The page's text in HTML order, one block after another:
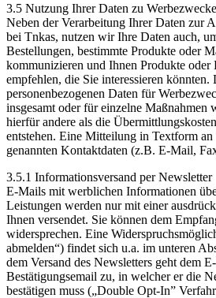
3.5 Nutzung Ihrer Daten zu
Neben der Verarbeitung Ihrer Daten zur
bei Tnkas, nutzen wir Ihre Daten auch,
Bestellungen, bestimmte Produkte oder
kommunizieren und Ihnen Produkte oder
empfehlen, die Sie interessieren
personenbezogenen Daten für
insgesamt oder für einzelne Maßnahmen
hierfür andere als die
entstehen. Eine Mitteilung in Textform
genannten Kontaktdaten (z.B. E-Mail,
3.5.1 Informationsversand per Newsletter
E-Mails mit werblichen Informationen
Leistungen werden nur mit einer
Ihnen versendet. Sie können dem
widersprechen. Eine
abmelden“) findet sich u.a. im unteren
dem Versand des Newsletters geht dem
Bestätigungsemail zu, in welcher er die
bestätigen muss („Double Opt-In”